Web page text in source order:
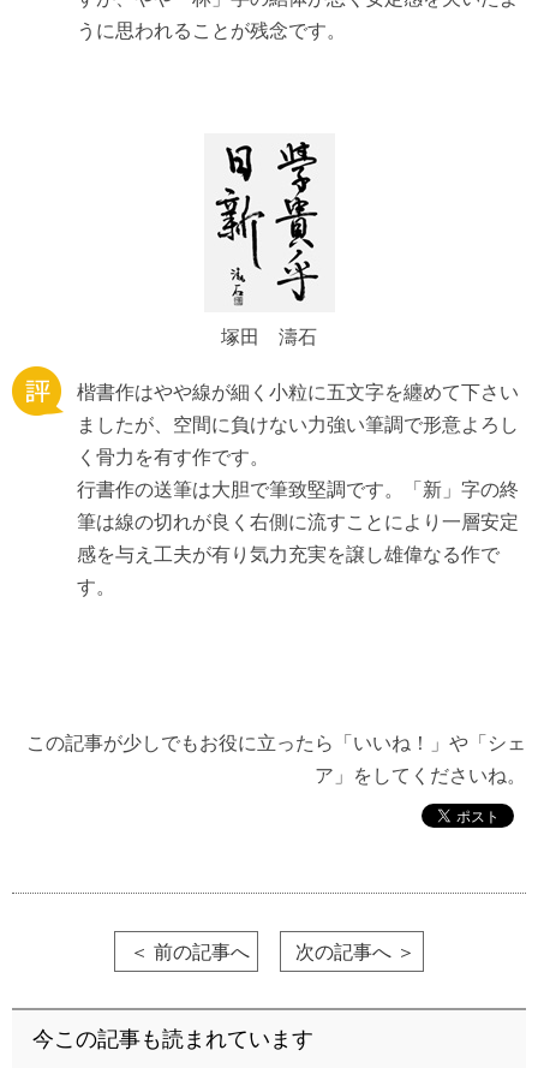
うに思われることが残念です。
塚田 濤石
楷書作はやや線が細く小粒に五文字を纏めて下さい
ましたが、空間に負けない力強い筆調で形意よろし
く骨力を有す作です。
行書作の送筆は大胆で筆致堅調です。「新」字の終
筆は線の切れが良く右側に流すことにより一層安定
感を与え工夫が有り気力充実を譲し雄偉なる作で
す。
この記事が少しでもお役に立ったら「いいね！」や「シェ
ア」をしてくださいね。
＜ 前の記事へ 次の記事へ ＞
今この記事も読まれています